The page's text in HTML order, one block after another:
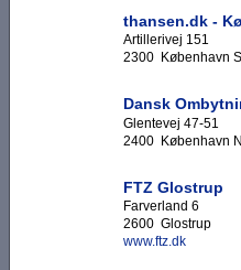
thansen.dk -
Artillerivej 151
2300 København
Dansk
Glentevej 47-51
2400 København N.
FTZ Glostrup
Farverland 6
2600 Glostrup
www.ftz.dk